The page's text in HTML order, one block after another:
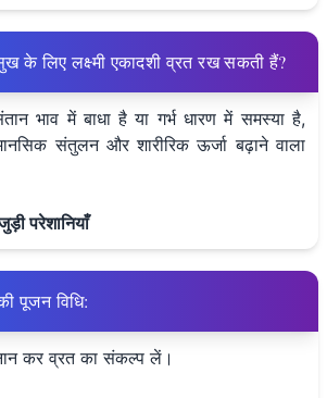
के लिए लक्ष्मी एकादशी व्रत रख सकती हैं?
भाव में बाधा है या गर्भ धारण में समस्या है,
संतुलन और शारीरिक ऊर्जा बढ़ाने वाला
परेशानियाँ
पूजन विधि:
कर व्रत का संकल्प लें।